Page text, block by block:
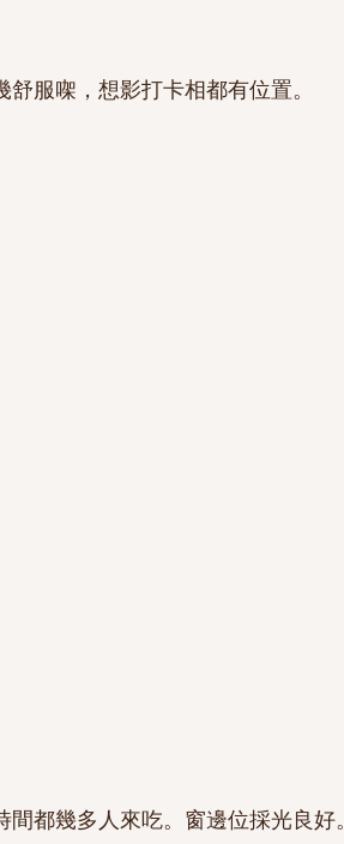
舒服㗎，想影打卡相都有位置。
間都幾多人來吃。窗邊位採光良好。